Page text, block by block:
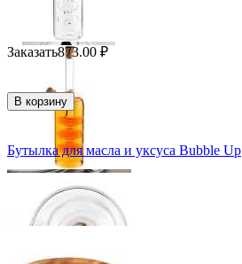
Заказать873.00 ₽
В корзину
Бутылка для масла и уксуса Bubble Up